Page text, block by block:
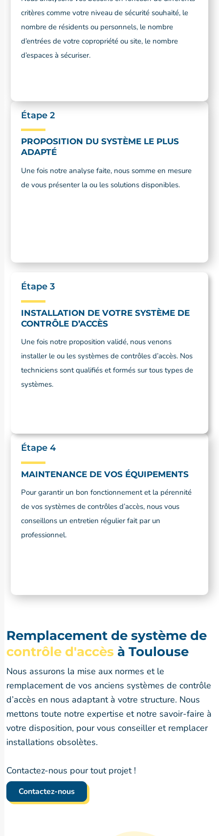
Étape 2
PROPOSITION DU SYSTÈME LE PLUS
ADAPTÉ
Une fois notre analyse faite, nous somme en mesure
de vous présenter la ou les solutions disponibles.
critères comme votre niveau de sécurité souhaité, le
nombre de résidents ou personnels, le nombre
d’entrées de votre copropriété ou site, le nombre
d’espaces à sécuriser.
Étape 4
MAINTENANCE DE VOS ÉQUIPEMENTS
Pour garantir un bon fonctionnement et la pérennité
de vos systèmes de contrôles d’accès, nous vous
conseillons un entretien régulier fait par un
professionnel.
Étape 3
INSTALLATION DE VOTRE SYSTÈME DE
CONTRÔLE D’ACCÈS
Une fois notre proposition validé, nous venons
installer le ou les systèmes de contrôles d’accès. Nos
techniciens sont qualifiés et formés sur tous types de
systèmes.
Remplacement de système de
contrôle d'accès à Toulouse
Nous assurons la mise aux normes et le
remplacement de vos anciens systèmes de contrôle
d’accès en nous adaptant à votre structure. Nous
mettons toute notre expertise et notre savoir-faire à
votre disposition, pour vous conseiller et remplacer
installations obsolètes.
Contactez-nous pour tout projet !
Contactez-nous